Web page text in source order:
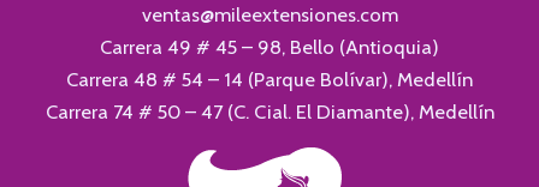
ventas@mileextensiones.com
Carrera 49 # 45 – 98, Bello (Antioquia)
Carrera 48 # 54 – 14 (Parque Bolívar), Medellín
Carrera 74 # 50 – 47 (C. Cial. El Diamante), Medellín